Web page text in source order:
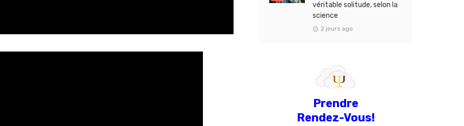
véritable solitude, selon la
science
2 jours ago
Prendre
Rendez-Vous!